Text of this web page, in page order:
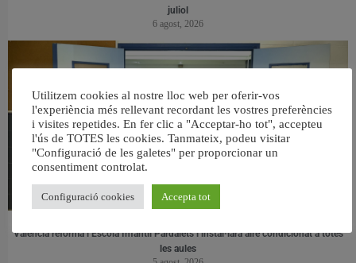
juliol
6 agost, 2026
València reforma l’Escola Infantil Pardalets i instal·larà aire condicionat a totes
les aules
Utilitzem cookies al nostre lloc web per oferir-vos
l'experiència més rellevant recordant les vostres preferències
i visites repetides. En fer clic a "Acceptar-ho tot", accepteu
l'ús de TOTES les cookies. Tanmateix, podeu visitar
"Configuració de les galetes" per proporcionar un
consentiment controlat.
Configuració cookies Accepta tot